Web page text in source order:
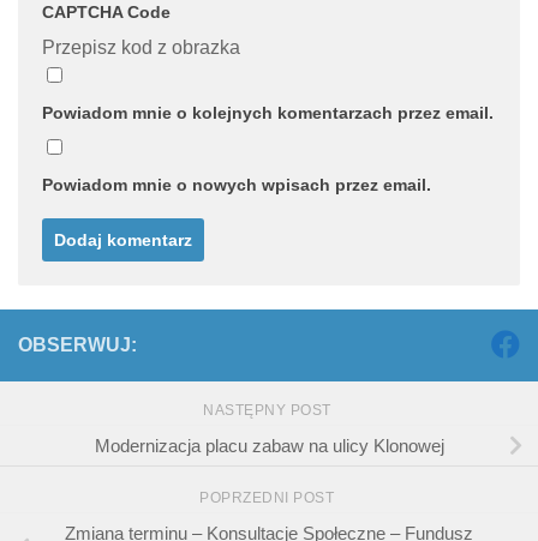
CAPTCHA Code
Przepisz kod z obrazka
Powiadom mnie o kolejnych komentarzach przez email.
Powiadom mnie o nowych wpisach przez email.
OBSERWUJ:
NASTĘPNY POST
Modernizacja placu zabaw na ulicy Klonowej
POPRZEDNI POST
Zmiana terminu – Konsultacje Społeczne – Fundusz